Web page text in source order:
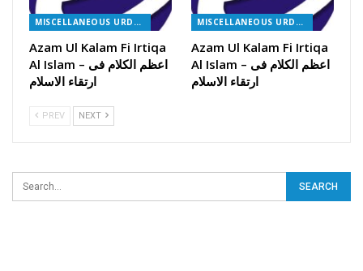
MISCELLANEOUS URDU BOOKS
Azam Ul Kalam Fi Irtiqa
Al Islam – اعظم الکلام فی
ارتقاء الاسلام
MISCELLANEOUS URDU BOOKS
Azam Ul Kalam Fi Irtiqa
Al Islam – اعظم الکلام فی
ارتقاء الاسلام
PREV NEXT